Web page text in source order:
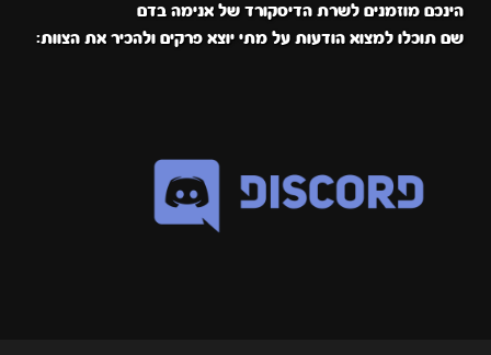
הינכם מוזמנים לשרת הדיסקורד של אנימה בדם
שם תוכלו למצוא הודעות על מתי יוצא פרקים ולהכיר את הצוות: